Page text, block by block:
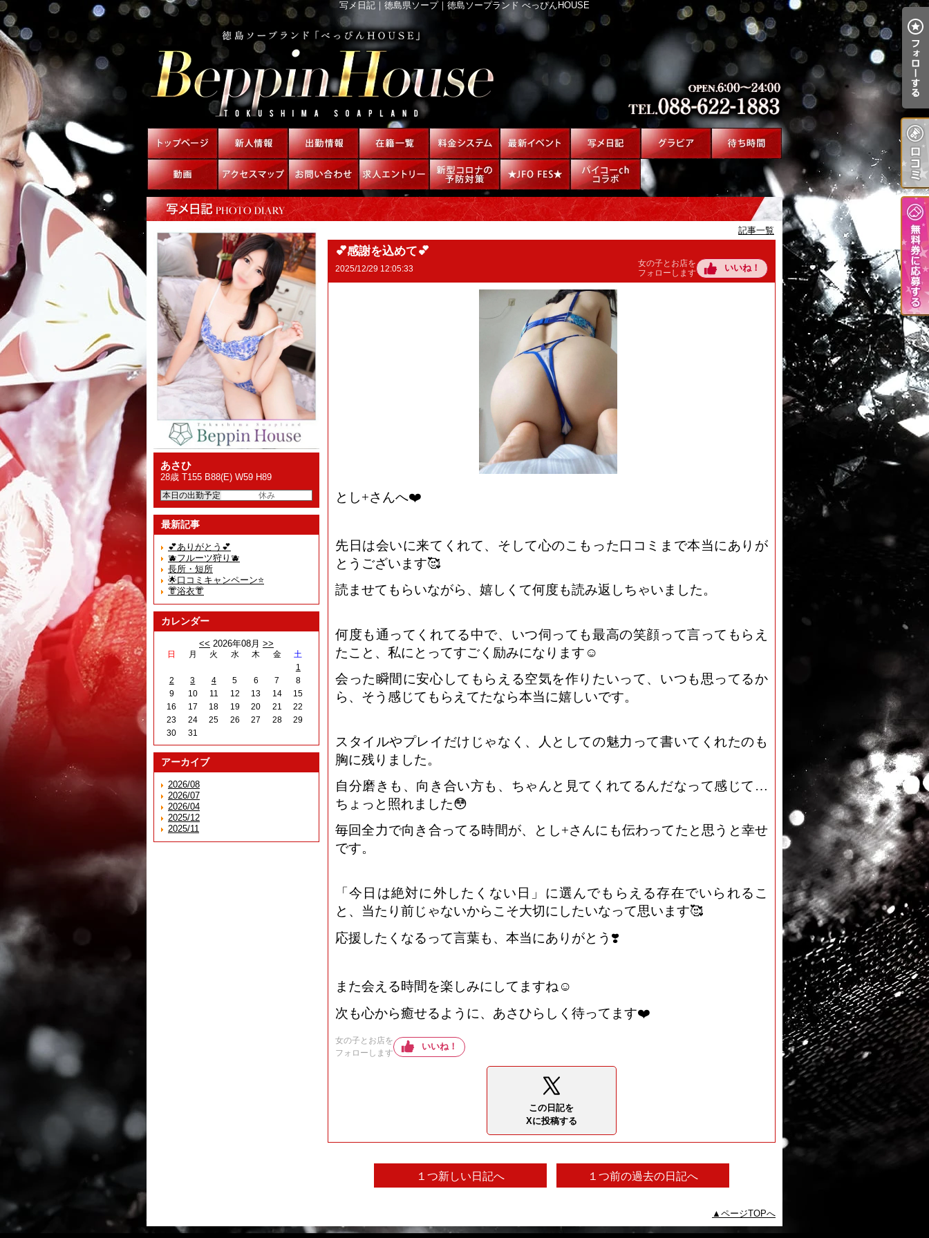
写メ日記｜徳島県ソープ｜徳島ソープランド べっぴんHOUSE
あさひ
28歳 T155 B88(E) W59 H89
本日の出勤予定 休み
最新記事
💕ありがとう💕
🫐フルーツ狩り🫐
長所・短所
🌟口コミキャンペーン⭐️
👘浴衣👘
カレンダー
<< 2026年08月 >>
日 月 火 水 木 金
土
1
2
3 4 5 6 7
8
9
10 11 12 13 14
15
16
17 18 19 20 21
22
23
24 25 26 27 28
29
30
31
アーカイブ
2026/08
2026/07
2026/04
2025/12
2025/11
記事一覧
💕感謝を込めて💕
2025/12/29 12:05:33
女の子とお店を
フォローします
いいね！
とし+さんへ❤️
先日は会いに来てくれて、そして心のこもった口コミまで本当にありが
とうございます🥰
読ませてもらいながら、嬉しくて何度も読み返しちゃいました。
何度も通ってくれてる中で、いつ伺っても最高の笑顔って言ってもらえ
たこと、私にとってすごく励みになります☺️
会った瞬間に安心してもらえる空気を作りたいって、いつも思ってるか
ら、そう感じてもらえてたなら本当に嬉しいです。
スタイルやプレイだけじゃなく、人としての魅力って書いてくれたのも
胸に残りました。
自分磨きも、向き合い方も、ちゃんと見てくれてるんだなって感じて…
ちょっと照れました😳
毎回全力で向き合ってる時間が、とし+さんにも伝わってたと思うと幸せ
です。
「今日は絶対に外したくない日」に選んでもらえる存在でいられるこ
と、当たり前じゃないからこそ大切にしたいなって思います🥰
応援したくなるって言葉も、本当にありがとう❣️
また会える時間を楽しみにしてますね☺️
次も心から癒せるように、あさひらしく待ってます❤️
女の子とお店を
フォローします
いいね！
この日記を
Xに投稿する
１つ新しい日記へ １つ前の過去の日記へ
ページTOPへ